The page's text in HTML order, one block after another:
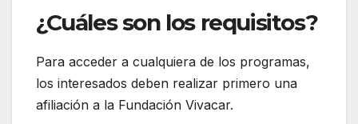
¿Cuáles son los requisitos?
Para acceder a cualquiera de los programas,
los interesados deben realizar primero una
afiliación a la Fundación Vivacar.